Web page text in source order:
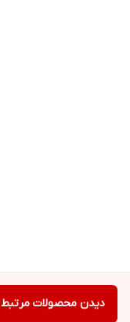
دیدن محصولات مرتبط